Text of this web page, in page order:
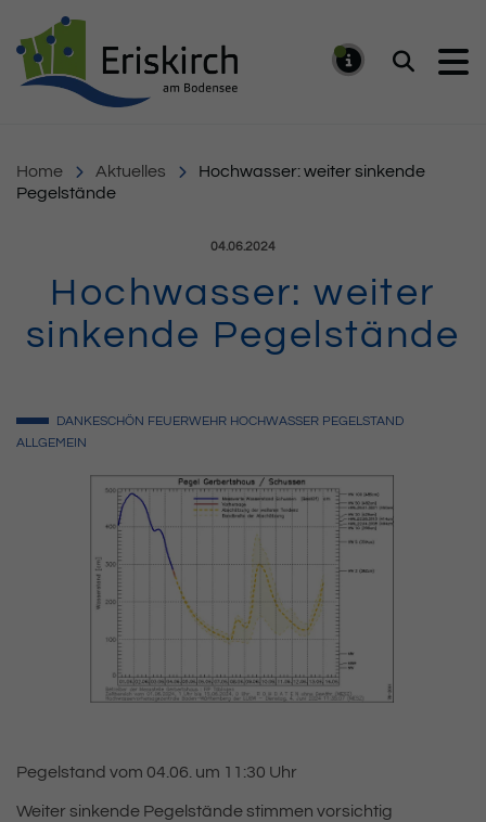
Suchen
Home Aktuelles
Hochwasser: weiter sinkende
Pegelstände
Veröffentlicht am:
04.06.2024
Hochwasser: weiter
sinkende Pegelstände
DANKESCHÖN FEUERWEHR HOCHWASSER PEGELSTAND
ALLGEMEIN
Pegelstand vom 04.06. um 11:30 Uhr
Weiter sinkende Pegelstände stimmen vorsichtig